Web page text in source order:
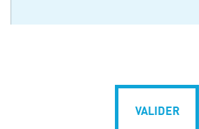
VALIDER